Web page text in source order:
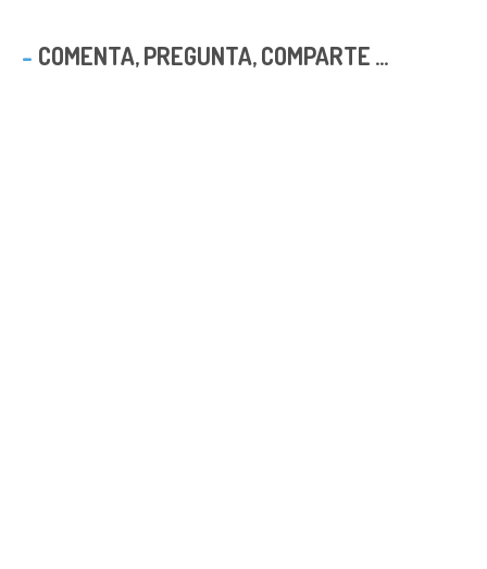
COMENTA, PREGUNTA, COMPARTE ...